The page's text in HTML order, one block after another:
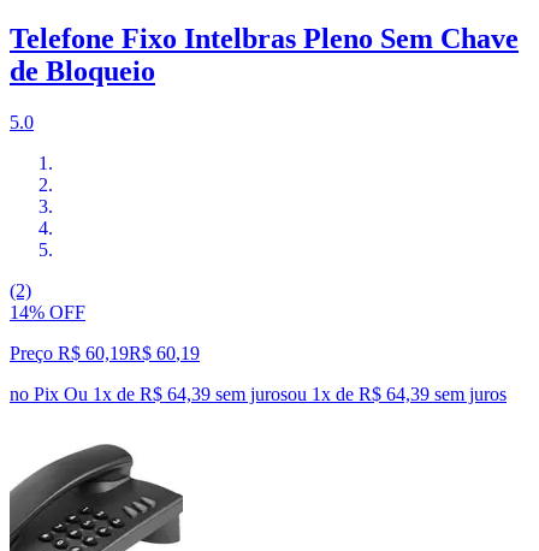
Telefone Fixo Intelbras Pleno Sem Chave
de Bloqueio
5.0
(2)
14% OFF
Preço R$ 60,19R$ 60,19
no Pix Ou 1x de R$ 64,39 sem jurosou 1x de R$ 64,39 sem juros